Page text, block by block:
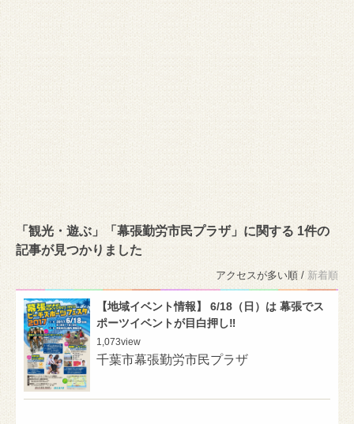
「観光・遊ぶ」「幕張勤労市民プラザ」に関する 1件の
記事が見つかりました
アクセスが多い順 / 新着順
【地域イベント情報】 6/18（日）は 幕張でス
ポーツイベントが目白押し‼︎
1,073view
千葉市幕張勤労市民プラザ